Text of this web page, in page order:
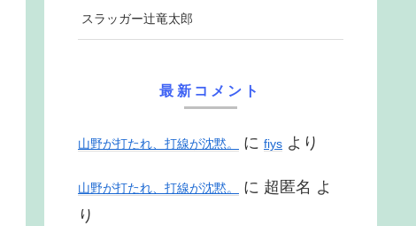
スラッガー辻竜太郎
最新コメント
山野が打たれ、打線が沈黙。 に fiys より
山野が打たれ、打線が沈黙。 に 超匿名 よ
り